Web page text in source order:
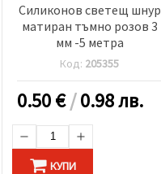
Силиконов светещ шнур
матиран тъмно розов 3
мм -5 метра
Код: 205355
0.50€/0.98 лв.
КУПИ